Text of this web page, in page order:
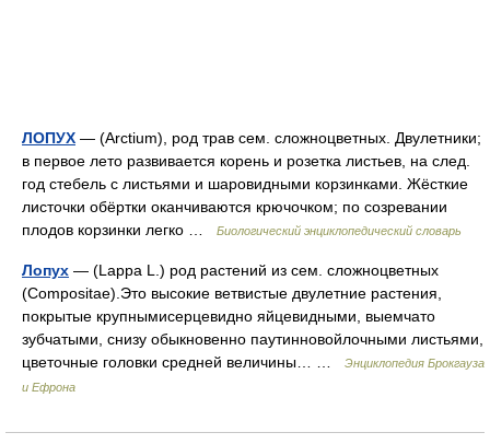
ЛОПУХ — (Arctium), род трав сем. сложноцветных. Двулетники;
в первое лето развивается корень и розетка листьев, на след.
год стебель с листьями и шаровидными корзинками. Жёсткие
листочки обёртки оканчиваются крючочком; по созревании
плодов корзинки легко …
Биологический энциклопедический словарь
Лопух — (Lappa L.) род растений из сем. сложноцветных
(Compositae).Это высокие ветвистые двулетние растения,
покрытые крупнымисерцевидно яйцевидными, выемчато
зубчатыми, снизу обыкновенно паутинновойлочными листьями,
цветочные головки средней величины… …
Энциклопедия Брокгауза
и Ефрона